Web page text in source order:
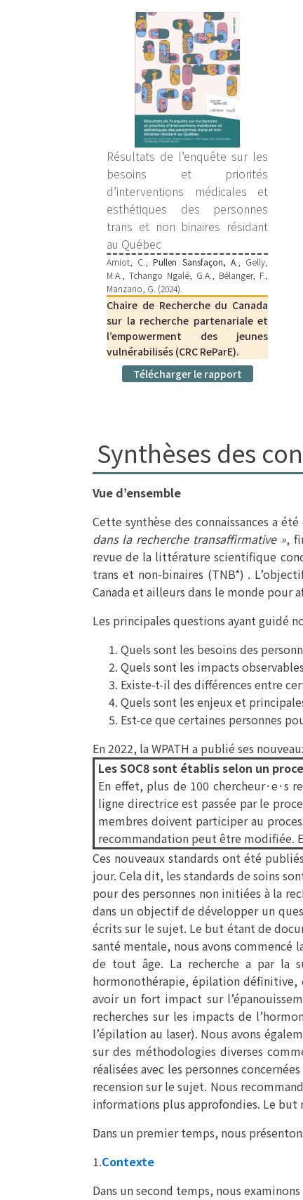
Résultats de l’enquête sur les
besoins et priorités
d’interventions médicales et
esthétiques des personnes
trans et non binaires résidant
au Québec
Amiot, C.,Pullen Sansfaçon, A., Gelly,
M.A., Tchango Ngalé, G.A., Bélanger, F.,
Manzano, G. (2024).
Chaire de Recherche du Canada
sur la recherche partenariale et
l’empowerment des jeunes
vulnérabilisés (CRC ReParE).
Télécharger le rapport
Synthèses des
Vue d’ensemble
Cette synthèse des connaissances a
dans la recherche transaffirmative »,
revue de la littérature scientifique
trans et non-binaires (TNB*) .
Canada et ailleurs dans le monde pour
Les principales questions ayant guidé
Quels sont les besoins des
Quels sont les impacts
Existe-t-il des différences entre
Quels sont les enjeux et
Est-ce que certaines personnes
En 2022, la WPATH a publié ses
Les SOC8 sont établis selon un
En effet, plus de 100 chercheur·e·s
ligne directrice est passée par le
membres doivent participer au
recommandation peut être modifiée.
Ces nouveaux standards ont été
jour. Cela dit, les standards de soins
pour des personnes non initiées à la
dans un objectif de développer un
écrits sur le sujet. Le but étant de
santé mentale, nous avons commencé
de tout âge. La recherche a par la
hormonothérapie, épilation définitive,
avoir un fort impact sur
recherches sur les impacts de
l’épilation au laser). Nous avons
sur des méthodologies diverses
réalisées avec les personnes
recension sur le sujet. Nous
informations plus approfondies. Le but
Dans un premier temps, nous
1.Contexte
Dans un second temps, nous